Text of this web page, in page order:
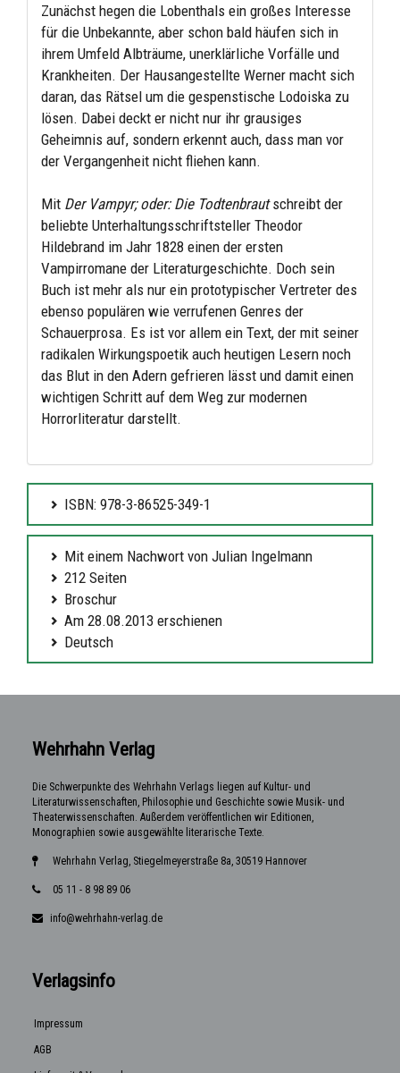
Zunächst hegen die Lobenthals ein großes Interesse
für die Unbekannte, aber schon bald häufen sich in
ihrem Umfeld Albträume, unerklärliche Vorfälle und
Krankheiten. Der Hausangestellte Werner macht sich
daran, das Rätsel um die gespenstische Lodoiska zu
lösen. Dabei deckt er nicht nur ihr grausiges
Geheimnis auf, sondern erkennt auch, dass man vor
der Vergangenheit nicht fliehen kann.
Mit Der Vampyr; oder: Die Todtenbrautschreibt der
beliebte Unterhaltungsschriftsteller Theodor
Hildebrand im Jahr 1828 einen der ersten
Vampirromane der Literaturgeschichte. Doch sein
Buch ist mehr als nur ein prototypischer Vertreter des
ebenso populären wie verrufenen Genres der
Schauerprosa. Es ist vor allem ein Text, der mit seiner
radikalen Wirkungspoetik auch heutigen Lesern noch
das Blut in den Adern gefrieren lässt und damit einen
wichtigen Schritt auf dem Weg zur modernen
Horrorliteratur darstellt.
ISBN: 978-3-86525-349-1
Mit einem Nachwort von Julian Ingelmann
212 Seiten
Broschur
Am 28.08.2013 erschienen
Deutsch
Wehrhahn Verlag
Die Schwerpunkte des Wehrhahn Verlags liegen auf Kultur- und
Literaturwissenschaften, Philosophie und Geschichte sowie Musik- und
Theaterwissenschaften. Außerdem veröffentlichen wir Editionen,
Monographien sowie ausgewählte literarische Texte.
Wehrhahn Verlag, Stiegelmeyerstraße 8a, 30519 Hannover
05 11 - 8 98 89 06
info@wehrhahn-verlag.de
Verlagsinfo
Impressum
AGB